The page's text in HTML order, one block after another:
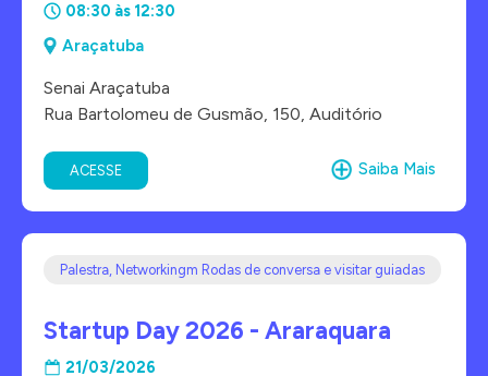
08:30 às 12:30
Araçatuba
Senai Araçatuba
Rua Bartolomeu de Gusmão, 150, Auditório
ACESSE Saiba Mais
Palestra, Networkingm Rodas de conversa e visitar guiadas
Startup Day 2026 - Araraquara
21/03/2026